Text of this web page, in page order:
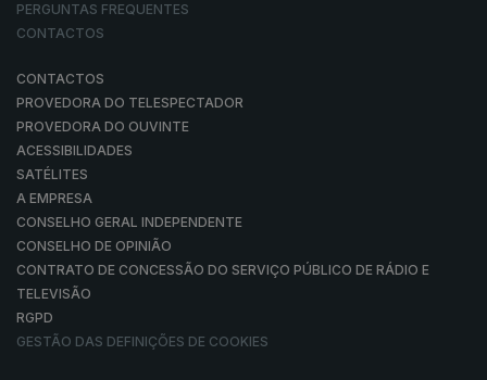
PERGUNTAS FREQUENTES
CONTACTOS
CONTACTOS
PROVEDORA DO TELESPECTADOR
PROVEDORA DO OUVINTE
ACESSIBILIDADES
SATÉLITES
A EMPRESA
CONSELHO GERAL INDEPENDENTE
CONSELHO DE OPINIÃO
CONTRATO DE CONCESSÃO DO SERVIÇO PÚBLICO DE RÁDIO E
TELEVISÃO
RGPD
GESTÃO DAS DEFINIÇÕES DE COOKIES